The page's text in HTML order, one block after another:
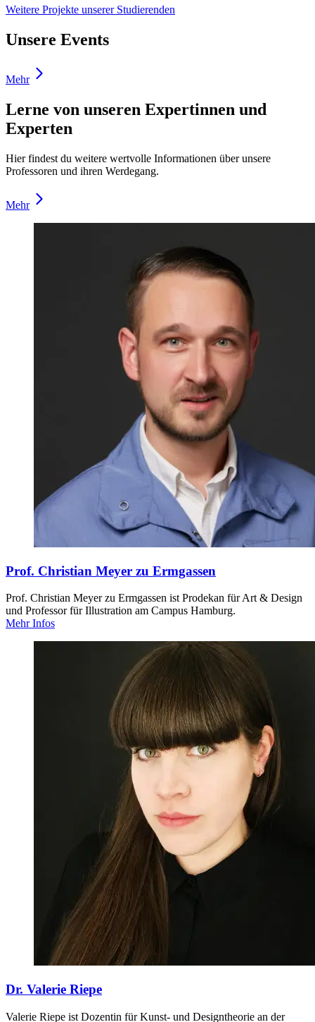
Weitere Projekte unserer Studierenden
Unsere Events
Mehr
Lerne von unseren Expertinnen und
Experten
Hier findest du weitere wertvolle Informationen über unsere
Professoren und ihren Werdegang.
Mehr
Prof. Christian Meyer zu Ermgassen
Prof. Christian Meyer zu Ermgassen ist Prodekan für Art & Design
und Professor für Illustration am Campus Hamburg.
Mehr Infos
Dr. Valerie Riepe
Valerie Riepe ist Dozentin für Kunst- und Designtheorie an der